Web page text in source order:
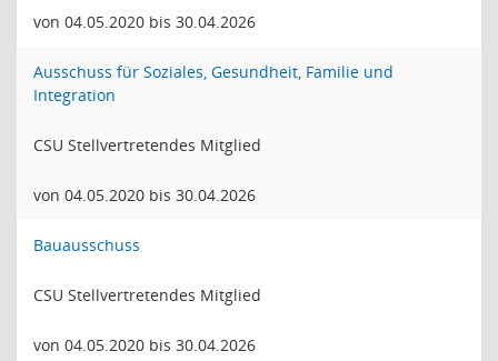
von 04.05.2020 bis 30.04.2026
Ausschuss für Soziales, Gesundheit, Familie und
Integration
CSU Stellvertretendes Mitglied
von 04.05.2020 bis 30.04.2026
Bauausschuss
CSU Stellvertretendes Mitglied
von 04.05.2020 bis 30.04.2026